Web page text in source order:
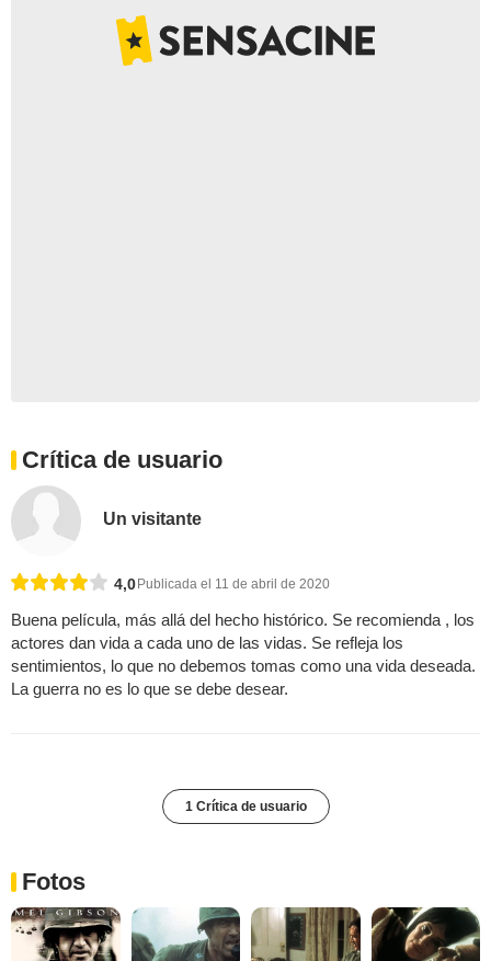
Crítica de usuario
Un visitante
4,0Publicada el 11 de abril de 2020
Buena película, más allá del hecho histórico. Se recomienda , los
actores dan vida a cada uno de las vidas. Se refleja los
sentimientos, lo que no debemos tomas como una vida deseada.
La guerra no es lo que se debe desear.
1 Crítica de usuario
Fotos